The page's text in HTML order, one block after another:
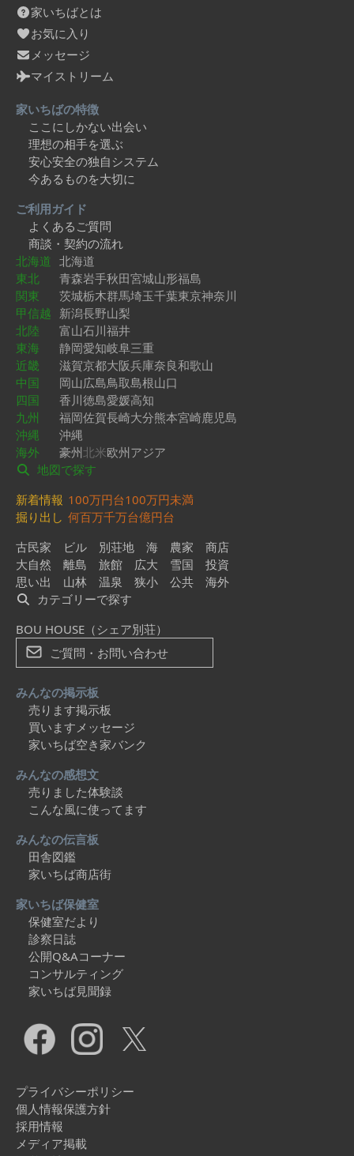
家いちばとは
お気に入り
メッセージ
マイストリーム
家いちばの特徴
ここにしかない出会い
理想の相手を選ぶ
安心安全の独自システム
今あるものを大切に
ご利用ガイド
よくあるご質問
商談・契約の流れ
北海道 北海道
東北
青森岩手秋田宮城山形福島
関東
茨城栃木群馬埼玉千葉東京神奈川
甲信越 新潟長野山梨
北陸
富山石川福井
東海
静岡愛知岐阜三重
近畿
滋賀京都大阪兵庫奈良和歌山
中国
岡山広島鳥取島根山口
四国
香川徳島愛媛高知
九州
福岡佐賀長崎大分熊本宮崎鹿児島
沖縄
沖縄
海外
豪州北米欧州アジア
地図で探す
新着情報 100万円台100万円未満
掘り出し 何百万千万台億円台
古民家
ビル 別荘地 海 農家
商店
大自然
離島 旅館 広大 雪国
投資
思い出
山林 温泉 狭小 公共
海外
カテゴリーで探す
BOU HOUSE（シェア別荘）
ご質問・お問い合わせ
みんなの掲示板
売ります掲示板
買いますメッセージ
家いちば空き家バンク
みんなの感想文
売りました体験談
こんな風に使ってます
みんなの伝言板
田舎図鑑
家いちば商店街
家いちば保健室
保健室だより
診察日誌
公開Q&Aコーナー
コンサルティング
家いちば見聞録
プライバシーポリシー
個人情報保護方針
採用情報
メディア掲載